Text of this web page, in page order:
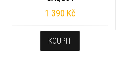
1 390 Kč
KOUPIT